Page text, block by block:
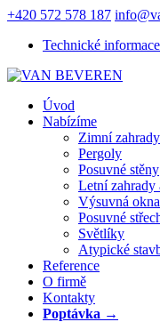
+420 572 578 187
Technické informace
Úvod
Nabízíme
Zimní zahrady
Pergoly
Posuvné stěny
Letní zahrady
Výsuvná okna
Posuvné
Světlíky
Atypické
Reference
O firmě
Kontakty
Poptávka →